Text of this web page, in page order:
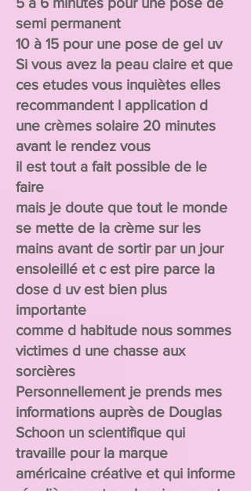
semi permanent
10 à 15 pour une pose de gel uv
Si vous avez la peau claire et que
ces etudes vous inquiètes elles
recommandent l application d
une crèmes solaire 20 minutes
avant le rendez vous
il est tout a fait possible de le
faire
mais je doute que tout le monde
se mette de la crème sur les
mains avant de sortir par un jour
ensoleillé et c est pire parce la
dose d uv est bien plus
importante
comme d habitude nous sommes
victimes d une chasse aux
sorcières
Personnellement je prends mes
informations auprès de Douglas
Schoon un scientifique qui
travaille pour la marque
américaine créative et qui informe